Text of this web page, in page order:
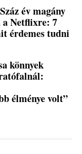
év magány
a Netflixre: 7
érdemes tudni
könnyek
élménye volt”